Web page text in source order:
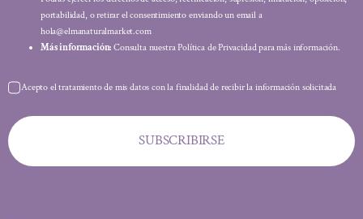
portabilidad, o retirar el consentimiento enviando un email a
hola@elmanaturalmarket.com
Más información: Consulta nuestra Política de Privacidad para más información.
Acepto el tratamiento de mis datos con la finalidad de recibir la información solicitada
SUBSCRIBIRSE